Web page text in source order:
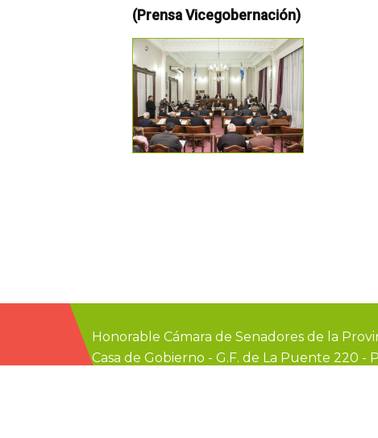
(Prensa Vicegobernación)
Honorable Cámara de Senadores de la
Casa de Gobierno - G.F. de La Puente 220 -